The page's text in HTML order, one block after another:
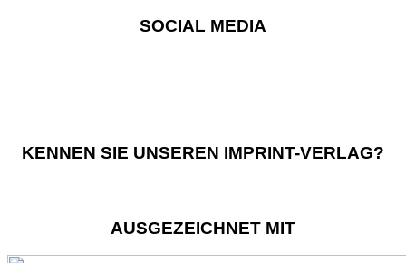
SOCIAL MEDIA
KENNEN SIE UNSEREN IMPRINT-VERLAG?
AUSGEZEICHNET MIT